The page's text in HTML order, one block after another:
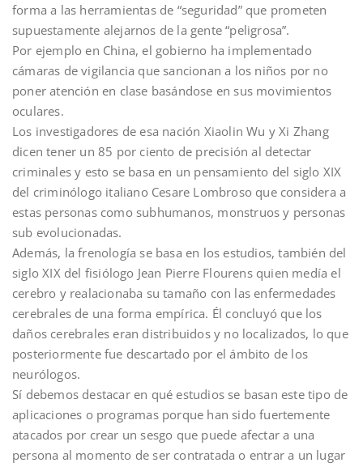
forma a las herramientas de “seguridad” que prometen
supuestamente alejarnos de la gente “peligrosa”.
Por ejemplo en China, el gobierno ha implementado
cámaras de vigilancia que sancionan a los niños por no
poner atención en clase basándose en sus movimientos
oculares.
Los investigadores de esa nación Xiaolin Wu y Xi Zhang
dicen tener un 85 por ciento de precisión al detectar
criminales y esto se basa en un pensamiento del siglo XIX
del criminólogo italiano Cesare Lombroso que considera a
estas personas como subhumanos, monstruos y personas
sub evolucionadas.
Además, la frenología se basa en los estudios, también del
siglo XIX del fisiólogo Jean Pierre Flourens quien medía el
cerebro y realacionaba su tamaño con las enfermedades
cerebrales de una forma empírica. Él concluyó que los
daños cerebrales eran distribuidos y no localizados, lo que
posteriormente fue descartado por el ámbito de los
neurólogos.
Sí debemos destacar en qué estudios se basan este tipo de
aplicaciones o programas porque han sido fuertemente
atacados por crear un sesgo que puede afectar a una
persona al momento de ser contratada o entrar a un lugar